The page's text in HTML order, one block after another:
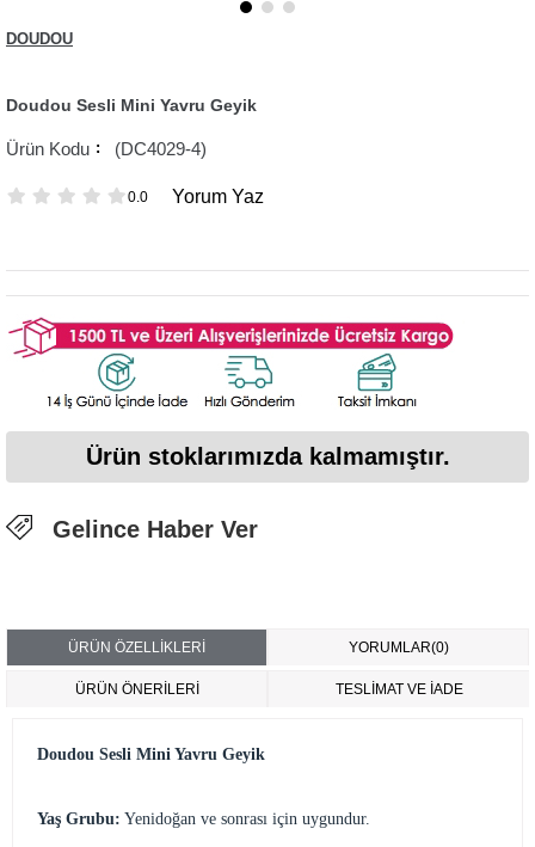
DOUDOU
Doudou Sesli Mini Yavru Geyik
(DC4029-4)
0.0 Yorum Yaz
Ürün stoklarımızda kalmamıştır.
Gelince Haber Ver
ÜRÜN ÖZELLIKLERI YORUMLAR(0)
ÜRÜN ÖNERILERI TESLİMAT VE İADE
Doudou Sesli Mini Yavru Geyik
Yaş Grubu: Yenidoğan ve sonrası için uygundur.